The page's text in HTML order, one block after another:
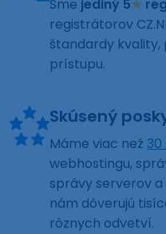
Sme jediný 5★
registrátorov
štandardy
prístupu.
Skúsený
Máme viac než
webhostingu,
správy serverov
nám dôverujú
rôznych odvetví.